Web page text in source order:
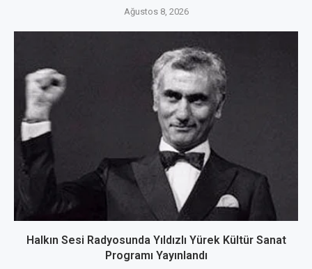
Ağustos 8, 2026
Halkın Sesi Radyosunda Yıldızlı Yürek Kültür Sanat
Programı Yayınlandı